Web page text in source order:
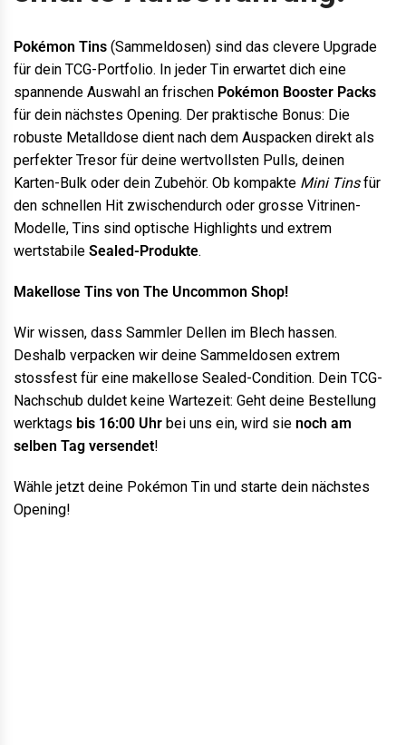
Pokémon Tins (Sammeldosen) sind das clevere Upgrade
für dein TCG-Portfolio. In jeder Tin erwartet dich eine
spannende Auswahl an frischen Pokémon Booster Packs
für dein nächstes Opening. Der praktische Bonus: Die
robuste Metalldose dient nach dem Auspacken direkt als
perfekter Tresor für deine wertvollsten Pulls, deinen
Karten-Bulk oder dein Zubehör. Ob kompakte Mini Tinsfür
den schnellen Hit zwischendurch oder grosse Vitrinen-
Modelle, Tins sind optische Highlights und extrem
wertstabile Sealed-Produkte.
Makellose Tins von The Uncommon Shop!
Wir wissen, dass Sammler Dellen im Blech hassen.
Deshalb verpacken wir deine Sammeldosen extrem
stossfest für eine makellose Sealed-Condition. Dein TCG-
Nachschub duldet keine Wartezeit: Geht deine Bestellung
werktags bis 16:00 Uhr bei uns ein, wird sie noch am
selben Tag versendet!
Wähle jetzt deine Pokémon Tin und starte dein nächstes
Opening!